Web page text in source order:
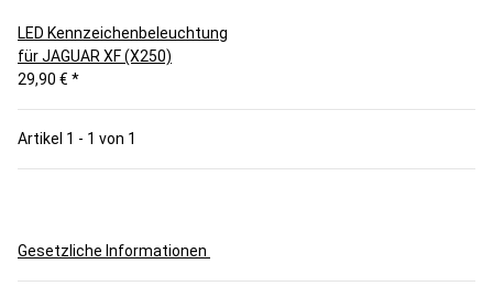
LED Kennzeichenbeleuchtung
für JAGUAR XF (X250)
29,90 € *
Artikel 1 - 1 von 1
Gesetzliche Informationen